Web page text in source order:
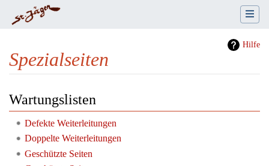
Hilfe
Spezialseiten
Wartungslisten
Defekte Weiterleitungen
Doppelte Weiterleitungen
Geschützte Seiten